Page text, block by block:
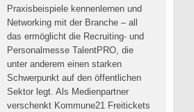
Praxisbeispiele kennenlernen und
Networking mit der Branche – all
das ermöglicht die Recruiting- und
Personalmesse TalentPRO, die
unter anderem einen starken
Schwerpunkt auf den öffentlichen
Sektor legt. Als Medienpartner
verschenkt Kommune21 Freitickets